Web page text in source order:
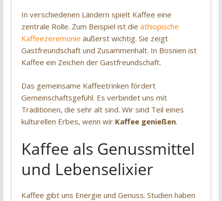
In verschiedenen Ländern spielt Kaffee eine
zentrale Rolle. Zum Beispiel ist die äthiopische
Kaffeezeremonie äußerst wichtig. Sie zeigt
Gastfreundschaft und Zusammenhalt. In Bosnien ist
Kaffee ein Zeichen der Gastfreundschaft.
Das gemeinsame Kaffeetrinken fördert
Gemeinschaftsgefühl. Es verbindet uns mit
Traditionen, die sehr alt sind. Wir sind Teil eines
kulturellen Erbes, wenn wir Kaffee genießen.
Kaffee als Genussmittel
und Lebenselixier
Kaffee gibt uns Energie und Genuss. Studien haben